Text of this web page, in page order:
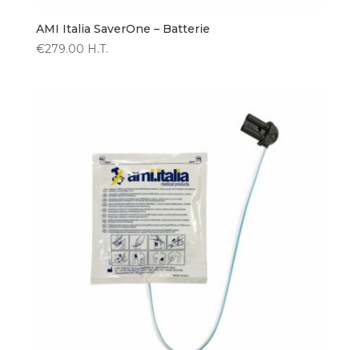
AMI Italia SaverOne – Batterie
€279.00 H.T.